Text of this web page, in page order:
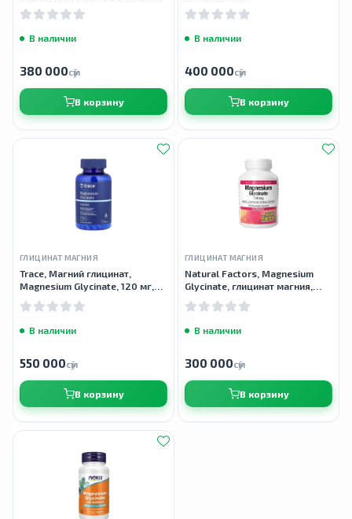
В наличии
380 000сӯм
В корзину
В наличии
400 000сӯм
В корзину
ГЛИЦИНАТ МАГНИЯ
Trace, Магний глицинат,
Magnesium Glycinate, 120 мг,
180 капсул
В наличии
550 000сӯм
В корзину
ГЛИЦИНАТ МАГНИЯ
Natural Factors, Magnesium
Glycinate, глицинат магния,
200 мг, 120 вегетарианских
капсул
В наличии
300 000сӯм
В корзину